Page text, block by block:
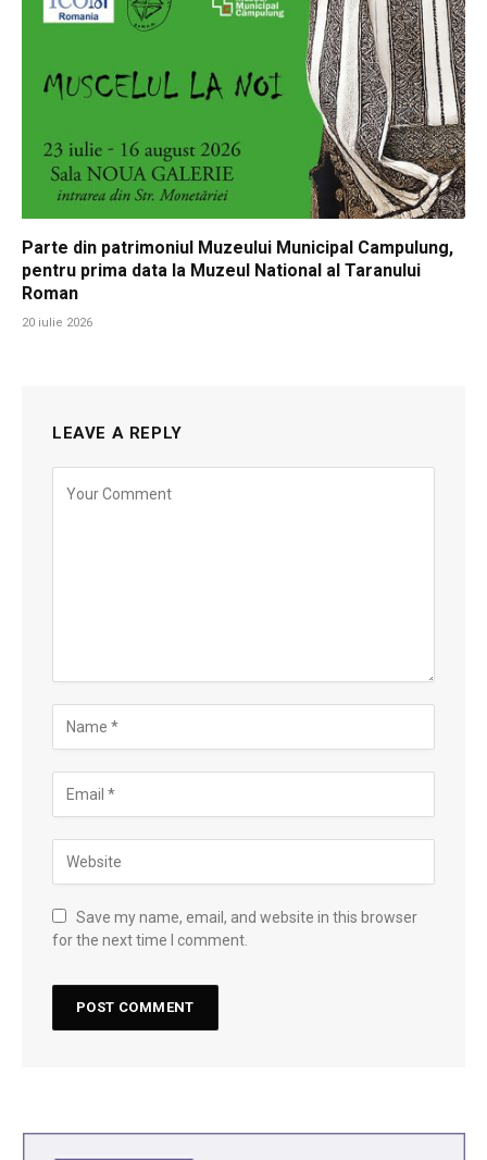
Parte din patrimoniul Muzeului Municipal Campulung,
pentru prima data la Muzeul National al Taranului
Roman
20 iulie 2026
LEAVE A REPLY
Save my name, email, and website in this browser
for the next time I comment.